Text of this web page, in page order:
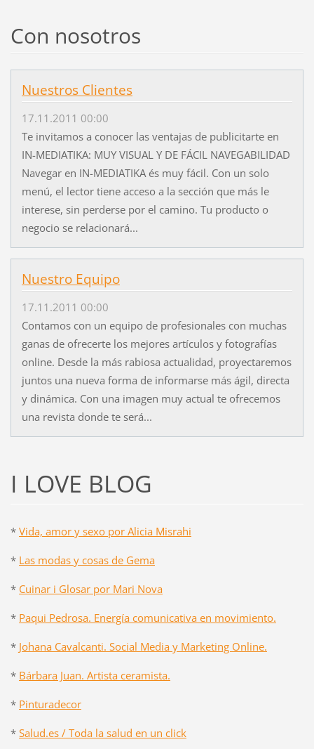
Con nosotros
Nuestros Clientes
17.11.2011 00:00
Te invitamos a conocer las ventajas de publicitarte en
IN-MEDIATIKA: MUY VISUAL Y DE FÁCIL NAVEGABILIDAD
Navegar en IN-MEDIATIKA és muy fácil. Con un solo
menú, el lector tiene acceso a la sección que más le
interese, sin perderse por el camino. Tu producto o
negocio se relacionará...
Nuestro Equipo
17.11.2011 00:00
Contamos con un equipo de profesionales con muchas
ganas de ofrecerte los mejores artículos y fotografías
online. Desde la más rabiosa actualidad, proyectaremos
juntos una nueva forma de informarse más ágil, directa
y dinámica. Con una imagen muy actual te ofrecemos
una revista donde te será...
I LOVE BLOG
* Vida, amor y sexo por Alicia Misrahi
* Las modas y cosas de Gema
* Cuinar i Glosar por Mari Nova
* Paqui Pedrosa. Energía comunicativa en movimiento.
* Johana Cavalcanti. Social Media y Marketing Online.
* Bárbara Juan. Artista ceramista.
* Pinturadecor
* Salud.es / Toda la salud en un click